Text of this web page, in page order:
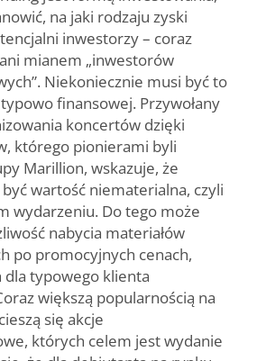
na jaki rodzaju zyski
inwestorzy – coraz
mianem „inwestorów
Niekoniecznie musi być to
finansowej. Przywołany
koncertów dzięki
którego pionierami byli
Marillion, wskazuje, że
wartość niematerialna, czyli
wydarzeniu. Do tego może
nabycia materiałów
po promocyjnych cenach,
typowego klienta
większą popularnością na
się akcje
których celem jest wydanie